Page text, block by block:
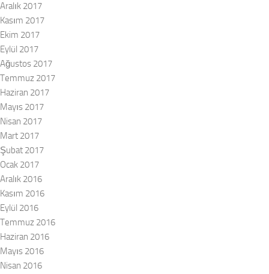
Aralık 2017
Kasım 2017
Ekim 2017
Eylül 2017
Ağustos 2017
Temmuz 2017
Haziran 2017
Mayıs 2017
Nisan 2017
Mart 2017
Şubat 2017
Ocak 2017
Aralık 2016
Kasım 2016
Eylül 2016
Temmuz 2016
Haziran 2016
Mayıs 2016
Nisan 2016